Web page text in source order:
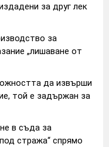
за друг лек
за
„лишаване от
да извърши
той е задържан за
в съда за
стража“ спрямо